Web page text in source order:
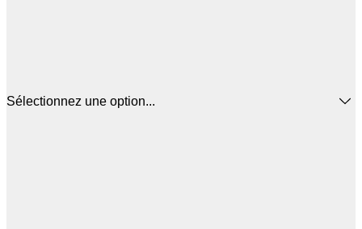
Sélectionnez une option...